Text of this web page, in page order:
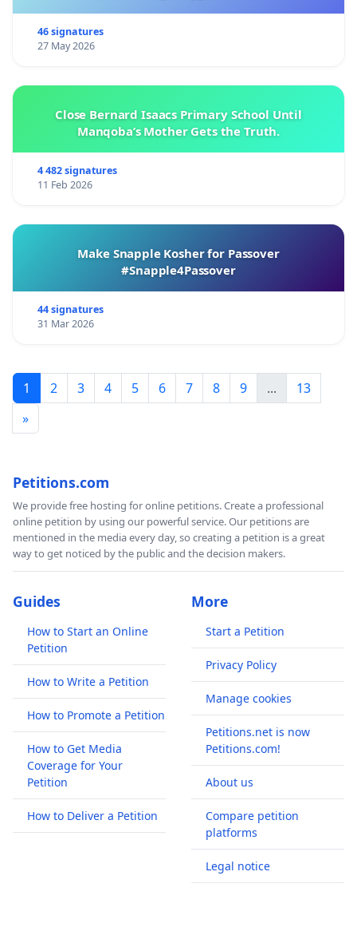
46 signatures
27 May 2026
Close Bernard Isaacs Primary School Until
Manqoba’s Mother Gets the Truth.
4 482 signatures
11 Feb 2026
Make Snapple Kosher for Passover
#Snapple4Passover
44 signatures
31 Mar 2026
1 2 3 4 5 6 7 8 9 ...
13
»
Petitions.com
We provide free hosting for online petitions. Create a professional
online petition by using our powerful service. Our petitions are
mentioned in the media every day, so creating a petition is a great
way to get noticed by the public and the decision makers.
Guides
How to Start an Online
Petition
How to Write a Petition
How to Promote a Petition
How to Get Media
Coverage for Your
Petition
How to Deliver a Petition
More
Start a Petition
Privacy Policy
Manage cookies
Petitions.net is now
Petitions.com!
About us
Compare petition
platforms
Legal notice